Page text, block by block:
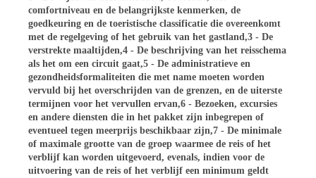
comfortniveau en de belangrijkste kenmerken, de
goedkeuring en de toeristische classificatie die overeenkomt
met de regelgeving of het gebruik van het gastland,3 - De
verstrekte maaltijden,4 - De beschrijving van het reisschema
als het om een circuit gaat,5 - De administratieve en
gezondheidsformaliteiten die met name moeten worden
vervuld bij het overschrijden van de grenzen, en de uiterste
termijnen voor het vervullen ervan,6 - Bezoeken, excursies
en andere diensten die in het pakket zijn inbegrepen of
eventueel tegen meerprijs beschikbaar zijn,7 - De minimale
of maximale grootte van de groep waarmee de reis of het
verblijf kan worden uitgevoerd, evenals, indien voor de
uitvoering van de reis of het verblijf een minimum geldt